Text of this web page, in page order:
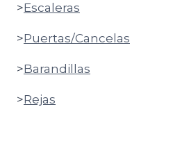
>Escaleras
>Puertas/Cancelas
>Barandillas
>Rejas